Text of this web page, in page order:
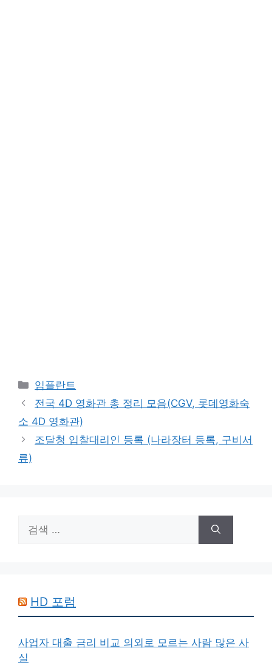
카
테
리
임플란트
전국 4D 영화관 총 정리 모음(CGV, 롯데영화숙
소 4D 영화관)
조달청 입찰대리인 등록 (나라장터 등록, 구비서
류)
색:
HD 포럼
사업자 대출 금리 비교 의외로 모르는 사람 많은 사
실